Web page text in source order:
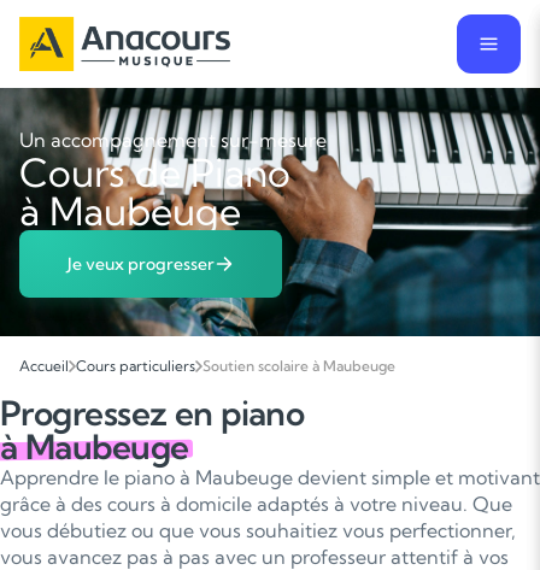
Un accompagnement sur-mesure
Cours de Piano
à Maubeuge
Je veux progresser
Accueil Cours particuliers Soutien scolaire à Maubeuge
Progressez en piano
à Maubeuge
Apprendre le piano à Maubeuge devient simple et motivant
grâce à des cours à domicile adaptés à votre niveau. Que
vous débutiez ou que vous souhaitiez vous perfectionner,
vous avancez pas à pas avec un professeur attentif à vos